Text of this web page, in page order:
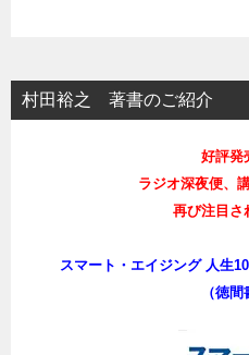
村田裕之 著書のご紹介
好評発
ラジオ深夜便、
再び注目さ
スマート・エイジング 人生
（徳間